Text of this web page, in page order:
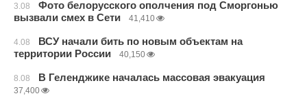
3.08
Фото белорусского ополчения под Сморгонью
вызвали смех в Сети
41,410
4.08
ВСУ начали бить по новым объектам на
территории России
40,150
8.08 В Геленджике началась массовая эвакуация
37,400